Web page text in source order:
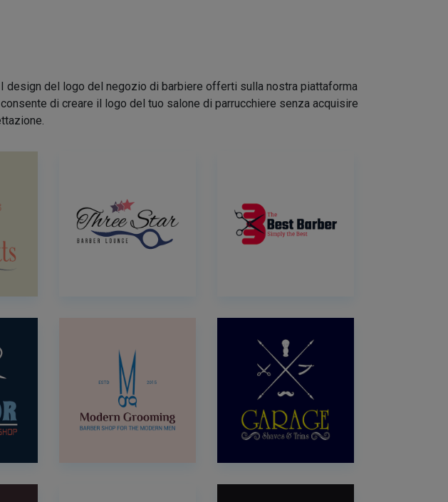
del logo del negozio di barbiere offerti sulla nostra piattaforma
di creare il logo del tuo salone di parrucchiere senza acquisire